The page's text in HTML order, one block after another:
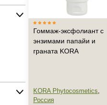
Гоммаж-эксфолиант с
энзимами папайи и
граната KORA
KORA Phytocosmetics,
Россия